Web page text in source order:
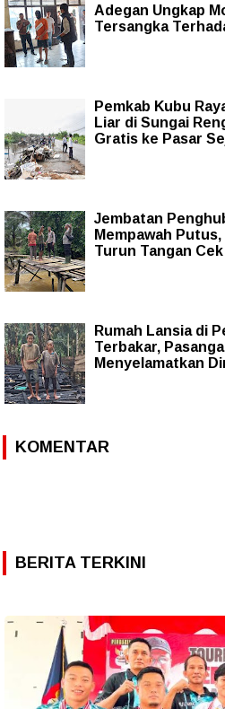
Adegan Ungkap
Tersangka
Pemkab Kubu
Liar di Sungai
Gratis ke Pasar
Jembatan
Mempawah
Turun Tangan
Rumah Lansia di
Terbakar,
Menyelamatkan
KOMENTAR
BERITA TERKINI